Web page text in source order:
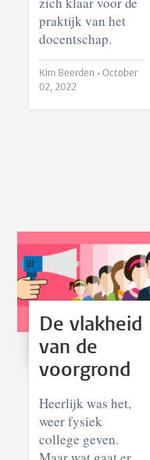
praktijk van het
docentschap.
Kim Beerden •October
02, 2022
De vlakheid
van de
voorgrond
Heerlijk was het,
weer fysiek
college geven.